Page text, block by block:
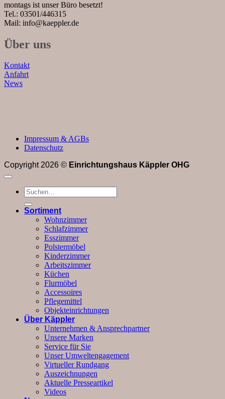
montags ist unser Büro besetzt!
Tel.: 03501/446315
Mail: info@kaeppler.de
Über uns
Kontakt
Anfahrt
News
Impressum & AGBs
Datenschutz
Copyright 2026 © Einrichtungshaus Käppler OHG
Suchen
nach:
Sortiment
Wohnzimmer
Schlafzimmer
Esszimmer
Polstermöbel
Kinderzimmer
Arbeitszimmer
Küchen
Flurmöbel
Accessoires
Pflegemittel
Objekteinrichtungen
Über Käppler
Unternehmen & Ansprechpartner
Unsere Marken
Service für Sie
Unser Umweltengagement
Virtueller Rundgang
Auszeichnungen
Aktuelle Presseartikel
Videos